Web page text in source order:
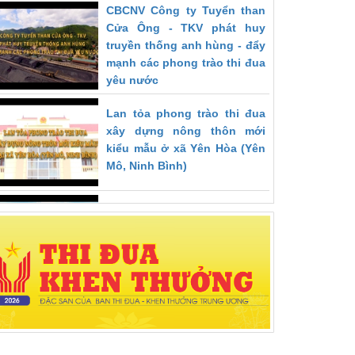
CBCNV Công ty Tuyển than
Cửa Ông - TKV phát huy
truyền thống anh hùng - đẩy
mạnh các phong trào thi đua
yêu nước
Lan tỏa phong trào thi đua
xây dựng nông thôn mới
kiểu mẫu ở xã Yên Hòa (Yên
Mô, Ninh Bình)
Hướng tới xây dựng nông
Bà Rịa – Vũng Tàu
Tập trung sản xuất nông
nghiệp, xây dựng nông thôn
mới trong điều kiện phòng,